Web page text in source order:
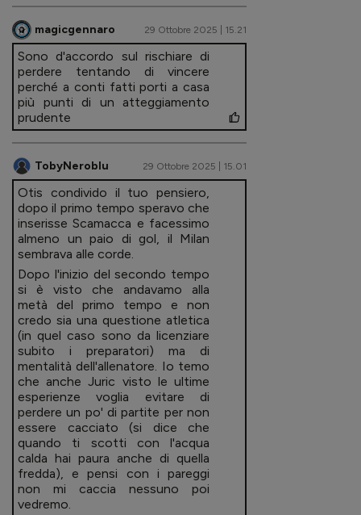
magicgennaro 29 Ottobre 2025 | 15.21
Sono d'accordo sul rischiare di
perdere tentando di vincere
perché a conti fatti porti a casa
più punti di un atteggiamento
prudente
TobyNeroblu 29 Ottobre 2025 | 15.01
Otis condivido il tuo pensiero,
dopo il primo tempo speravo che
inserisse Scamacca e facessimo
almeno un paio di gol, il Milan
sembrava alle corde.
Dopo l'inizio del secondo tempo
si è visto che andavamo alla
metà del primo tempo e non
credo sia una questione atletica
(in quel caso sono da licenziare
subito i preparatori) ma di
mentalità dell'allenatore. Io temo
che anche Juric visto le ultime
esperienze voglia evitare di
perdere un po' di partite per non
essere cacciato (si dice che
quando ti scotti con l'acqua
calda hai paura anche di quella
fredda), e pensi con i pareggi
non mi caccia nessuno poi
vedremo.